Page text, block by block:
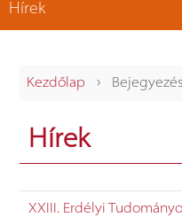
Hírek
Kezdőlap ›
Hírek
XXIII. Erdélyi